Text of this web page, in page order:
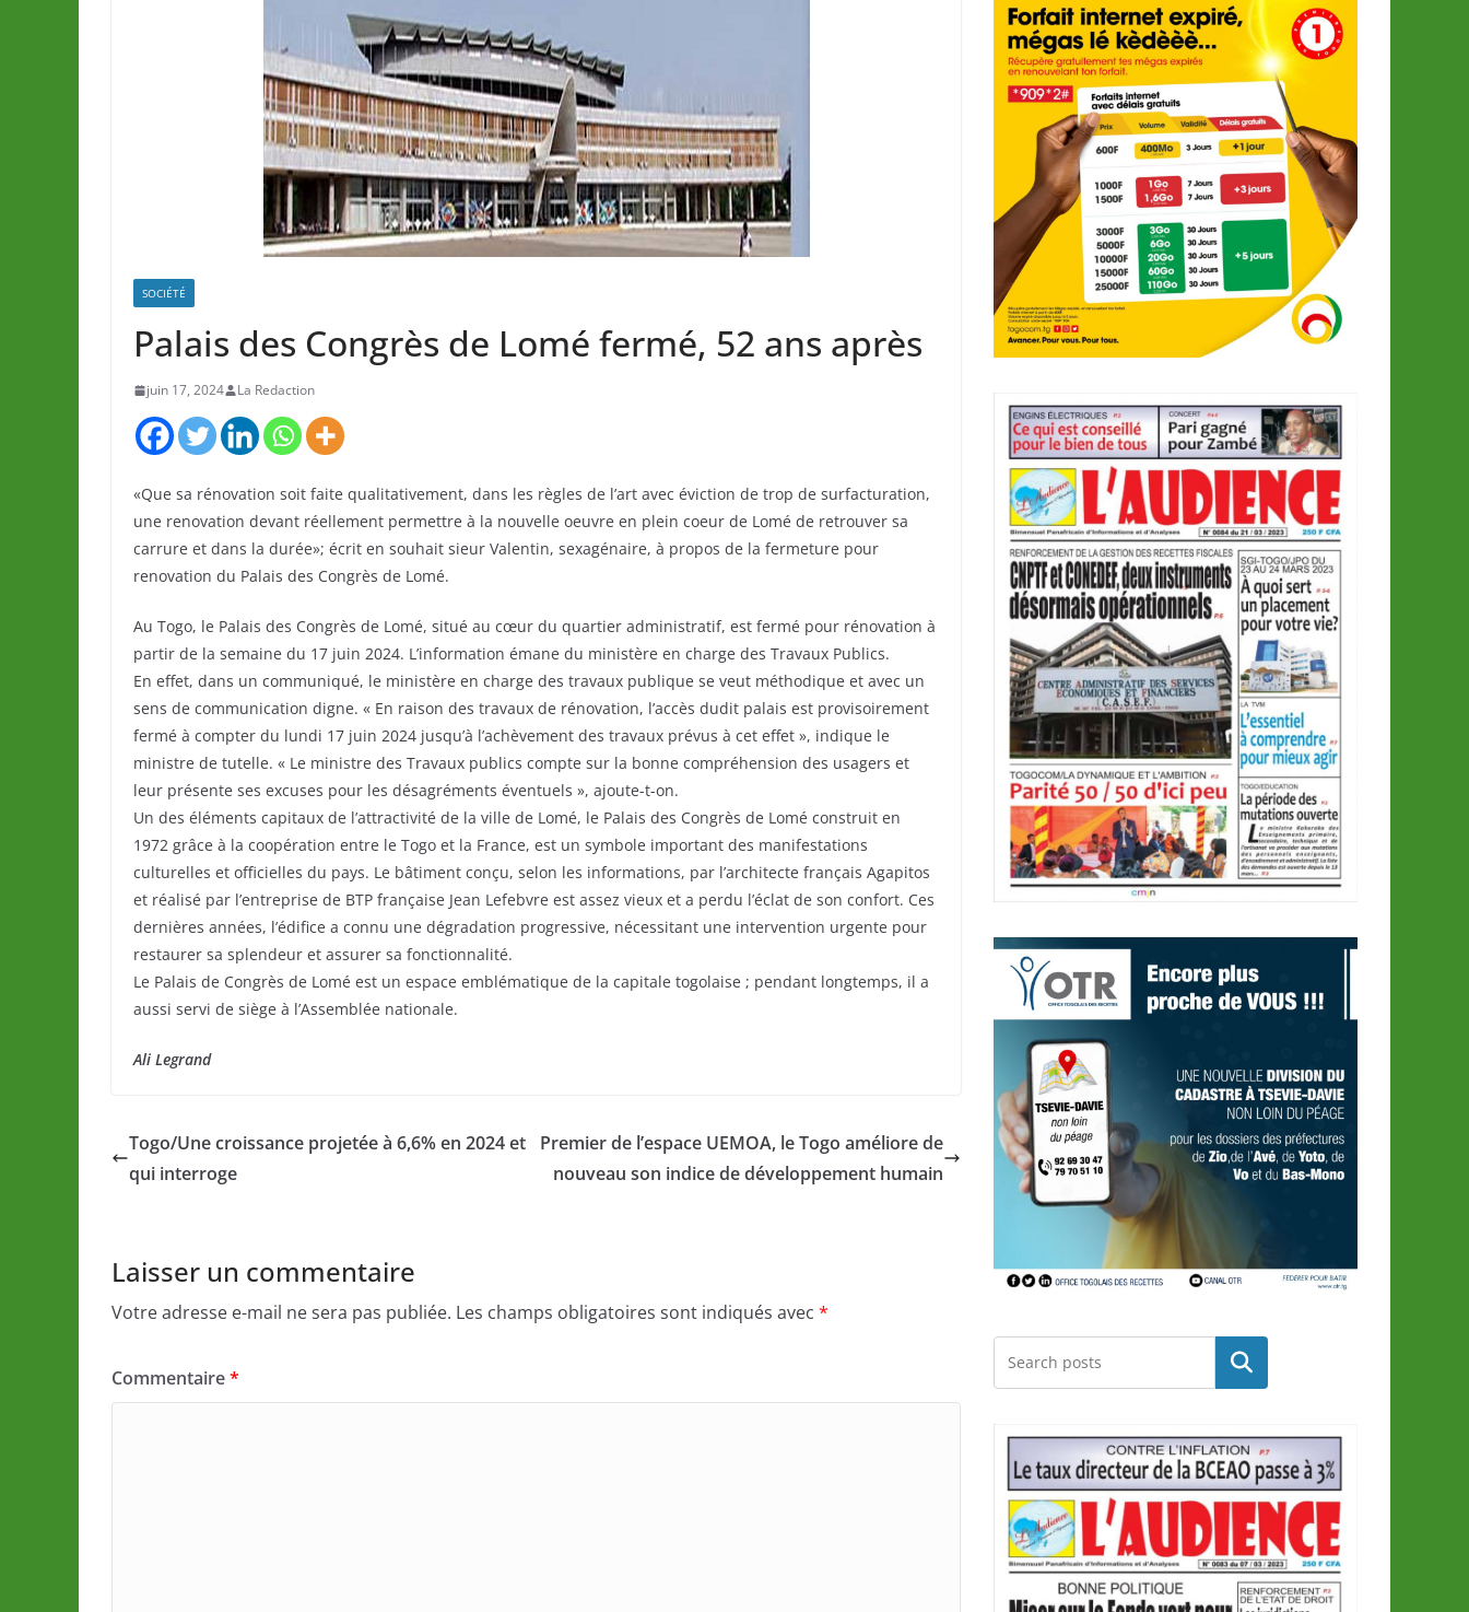
SOCIÉTÉ
Palais des Congrès de Lomé fermé, 52 ans après
juin 17, 2024 La Redaction
«Que sa rénovation soit faite qualitativement, dans les règles de l’art avec éviction de trop de surfacturation,
une renovation devant réellement permettre à la nouvelle oeuvre en plein coeur de Lomé de retrouver sa
carrure et dans la durée»; écrit en souhait sieur Valentin, sexagénaire, à propos de la fermeture pour
renovation du Palais des Congrès de Lomé.
Au Togo, le Palais des Congrès de Lomé, situé au cœur du quartier administratif, est fermé pour rénovation à
partir de la semaine du 17 juin 2024. L’information émane du ministère en charge des Travaux Publics.
En effet, dans un communiqué, le ministère en charge des travaux publique se veut méthodique et avec un
sens de communication digne. « En raison des travaux de rénovation, l’accès dudit palais est provisoirement
fermé à compter du lundi 17 juin 2024 jusqu’à l’achèvement des travaux prévus à cet effet », indique le
ministre de tutelle. « Le ministre des Travaux publics compte sur la bonne compréhension des usagers et
leur présente ses excuses pour les désagréments éventuels », ajoute-t-on.
Un des éléments capitaux de l’attractivité de la ville de Lomé, le Palais des Congrès de Lomé construit en
1972 grâce à la coopération entre le Togo et la France, est un symbole important des manifestations
culturelles et officielles du pays. Le bâtiment conçu, selon les informations, par l’architecte français Agapitos
et réalisé par l’entreprise de BTP française Jean Lefebvre est assez vieux et a perdu l’éclat de son confort. Ces
dernières années, l’édifice a connu une dégradation progressive, nécessitant une intervention urgente pour
restaurer sa splendeur et assurer sa fonctionnalité.
Le Palais de Congrès de Lomé est un espace emblématique de la capitale togolaise ; pendant longtemps, il a
aussi servi de siège à l’Assemblée nationale.
Ali Legrand
Togo/Une croissance projetée à 6,6% en 2024 et
qui interroge
Premier de l’espace UEMOA, le Togo améliore de
nouveau son indice de développement humain
Laisser un commentaire
Votre adresse e-mail ne sera pas publiée. Les champs obligatoires sont indiqués avec *
Commentaire*
Rechercher